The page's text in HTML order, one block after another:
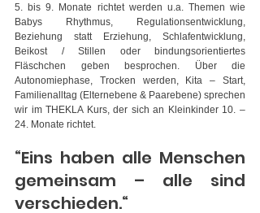
5. bis 9. Monate richtet werden u.a. Themen wie
Babys Rhythmus, Regulationsentwicklung,
Beziehung statt Erziehung, Schlafentwicklung,
Beikost / Stillen oder bindungsorientiertes
Fläschchen geben besprochen. Über die
Autonomiephase, Trocken werden, Kita – Start,
Familienalltag (Elternebene & Paarebene) sprechen
wir im THEKLA Kurs, der sich an Kleinkinder 10. –
24. Monate richtet.
“Eins haben alle Menschen
gemeinsam – alle sind
verschieden.“